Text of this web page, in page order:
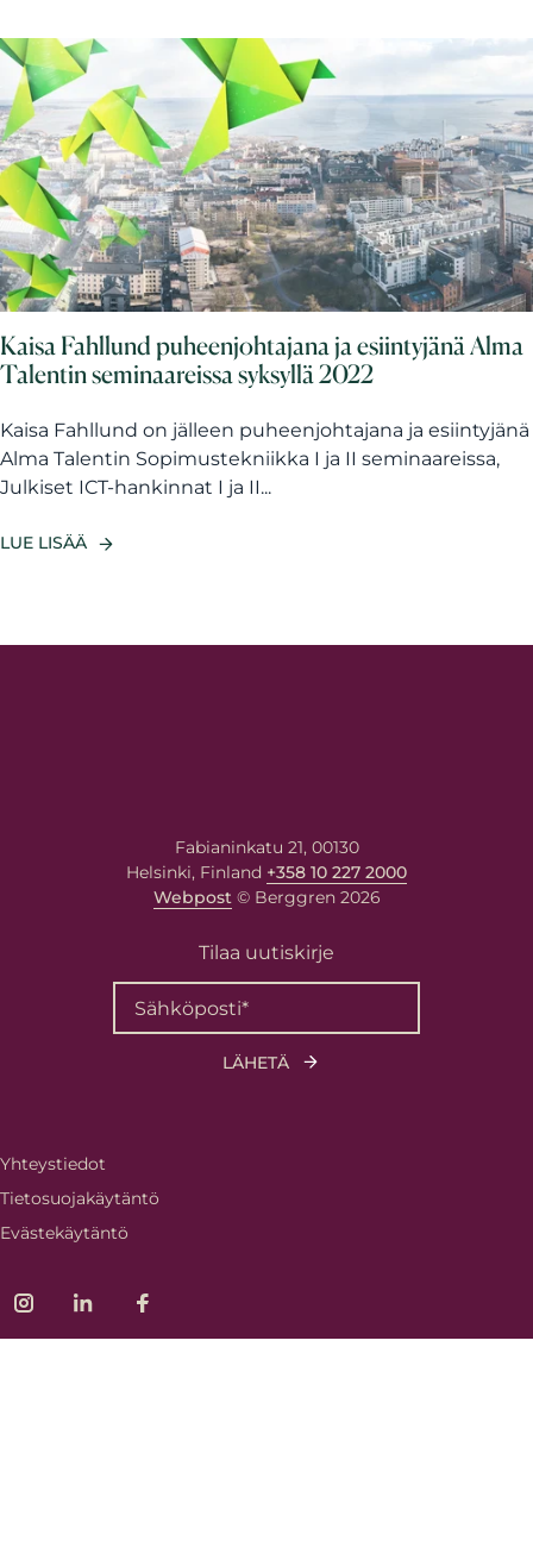
Kaisa Fahllund puheenjohtajana ja esiintyjänä Alma
Talentin seminaareissa syksyllä 2022
Kaisa Fahllund on jälleen puheenjohtajana ja esiintyjänä
Alma Talentin Sopimustekniikka I ja II seminaareissa,
Julkiset ICT-hankinnat I ja II...
LUE LISÄÄ
Fabianinkatu 21, 00130
Helsinki, Finland +358 10 227 2000
Webpost© Berggren 2026
Tilaa uutiskirje
Yhteystiedot
Tietosuojakäytäntö
Evästekäytäntö